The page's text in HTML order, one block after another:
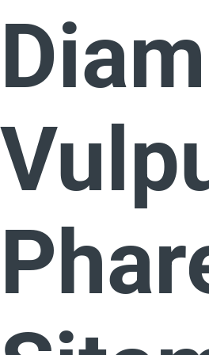
Diam